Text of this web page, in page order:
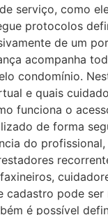
serviço, como
protocolos
de um
acompanha
condomínio.
e quais
funciona o
de forma
do
cadastro pode
é possível